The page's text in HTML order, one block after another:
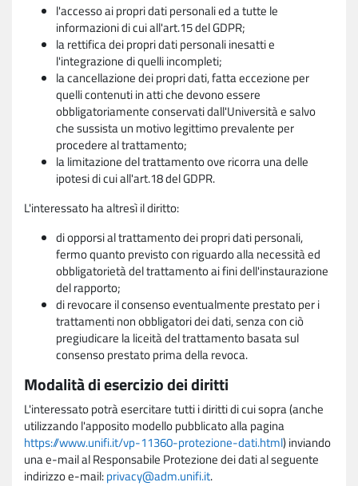
l'accesso ai propri dati personali ed a tutte le
informazioni di cui all'art.15 del GDPR;
la rettifica dei propri dati personali inesatti e
l'integrazione di quelli incompleti;
la cancellazione dei propri dati, fatta eccezione per
quelli contenuti in atti che devono essere
obbligatoriamente conservati dall'Università e salvo
che sussista un motivo legittimo prevalente per
procedere al trattamento;
la limitazione del trattamento ove ricorra una delle
ipotesi di cui all'art.18 del GDPR.
L'interessato ha altresì il diritto:
di opporsi al trattamento dei propri dati personali,
fermo quanto previsto con riguardo alla necessità ed
obbligatorietà del trattamento ai fini dell'instaurazione
del rapporto;
di revocare il consenso eventualmente prestato per i
trattamenti non obbligatori dei dati, senza con ciò
pregiudicare la liceità del trattamento basata sul
consenso prestato prima della revoca.
Modalità di esercizio dei diritti
L'interessato potrà esercitare tutti i diritti di cui sopra (anche
utilizzando l'apposito modello pubblicato alla pagina
https://www.unifi.it/vp-11360-protezione-dati.html) inviando
una e-mail al Responsabile Protezione dei dati al seguente
indirizzo e-mail:privacy@adm.unifi.it.